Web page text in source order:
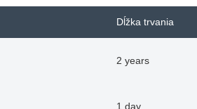
Dĺžka trvania
2 years
1 day